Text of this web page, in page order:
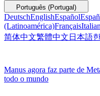
Português (Portugal)
DeutschEnglishEspañol
(Latinoamérica)Français
简体中文繁體中文 日本語
Manus agora faz parte de
todo o mundo